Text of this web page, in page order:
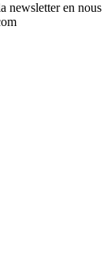
newsletter en nous